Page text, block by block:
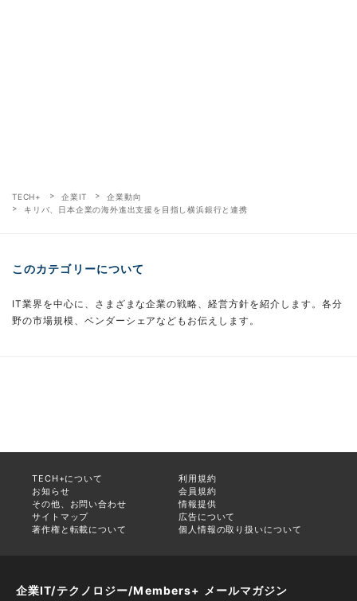
TECH+ 企業IT
企業動向
キリバ、日本企業の海外進出支援を目指し横浜銀行と連携
このカテゴリーについて
IT業界を中心に、さまざまな企業の戦略、経営方針を紹介します。各分
野の市場規模、ベンダーシェアなどもお伝えします。
TECH+について
利用規約
お知らせ
会員規約
その他、お問い合わせ
情報提供
サイトマップ
広告について
著作権と転載について
個人情報の取り扱いについて
企業IT/テクノロジー/Members+ メールマガジン